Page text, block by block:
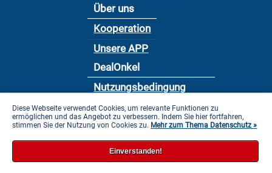
Über uns
Kooperation
Unsere APP
DealOnkel
Nutzungsbedingung
Datenschutzbestimmung
Impressum
Diese Webseite verwendet Cookies, um relevante Funktionen zu
ermöglichen und das Angebot zu verbessern. Indem Sie hier fortfahren,
stimmen Sie der Nutzung von Cookies zu. Mehr zum Thema Datenschutz »